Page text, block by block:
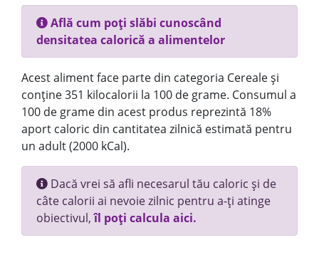
Află cum poți slăbi cunoscând
densitatea calorică a alimentelor
Acest aliment face parte din categoria Cereale și
conține 351 kilocalorii la 100 de grame. Consumul a
100 de grame din acest produs reprezintă 18%
aport caloric din cantitatea zilnică estimată pentru
un adult (2000 kCal).
Dacă vrei să afli necesarul tău caloric și de
câte calorii ai nevoie zilnic pentru a-ți atinge
obiectivul,îl poți calcula aici.